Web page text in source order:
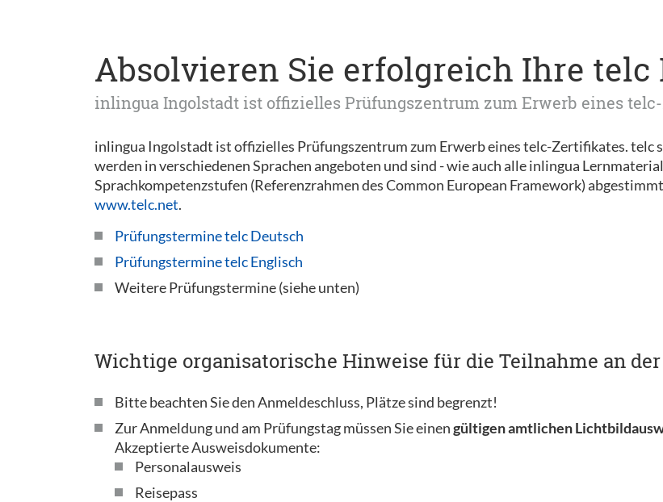
Absolvieren Sie erfolgreich Ihre telc
inlingua Ingolstadt ist offizielles Prüfungszentrum zum Erwerb eines
inlingua Ingolstadt ist offizielles Prüfungszentrum zum Erwerb eines telc-Zertifikates. telc
werden in verschiedenen Sprachen angeboten und sind - wie auch alle inlingua
Sprachkompetenzstufen (Referenzrahmen des Common European Framework)
www.telc.net.
Prüfungstermine telc Deutsch
Prüfungstermine telc Englisch
Weitere Prüfungstermine (siehe unten)
Wichtige organisatorische Hinweise für die Teilnahme an
Bitte beachten Sie den Anmeldeschluss, Plätze sind begrenzt!
Zur Anmeldung und am Prüfungstag müssen Sie einengültigen amtlichen
Akzeptierte Ausweisdokumente:
Personalausweis
Reisepass